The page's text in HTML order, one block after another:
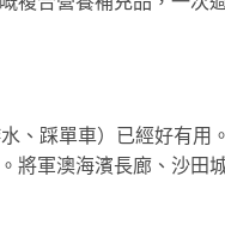
、踩單車）已經好有用
將軍澳海濱長廊、沙田